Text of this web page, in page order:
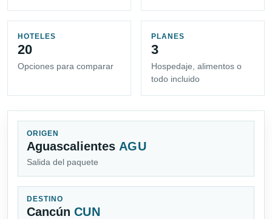
HOTELES
20
Opciones para comparar
PLANES
3
Hospedaje, alimentos o
todo incluido
ORIGEN
Aguascalientes AGU
Salida del paquete
DESTINO
Cancún CUN